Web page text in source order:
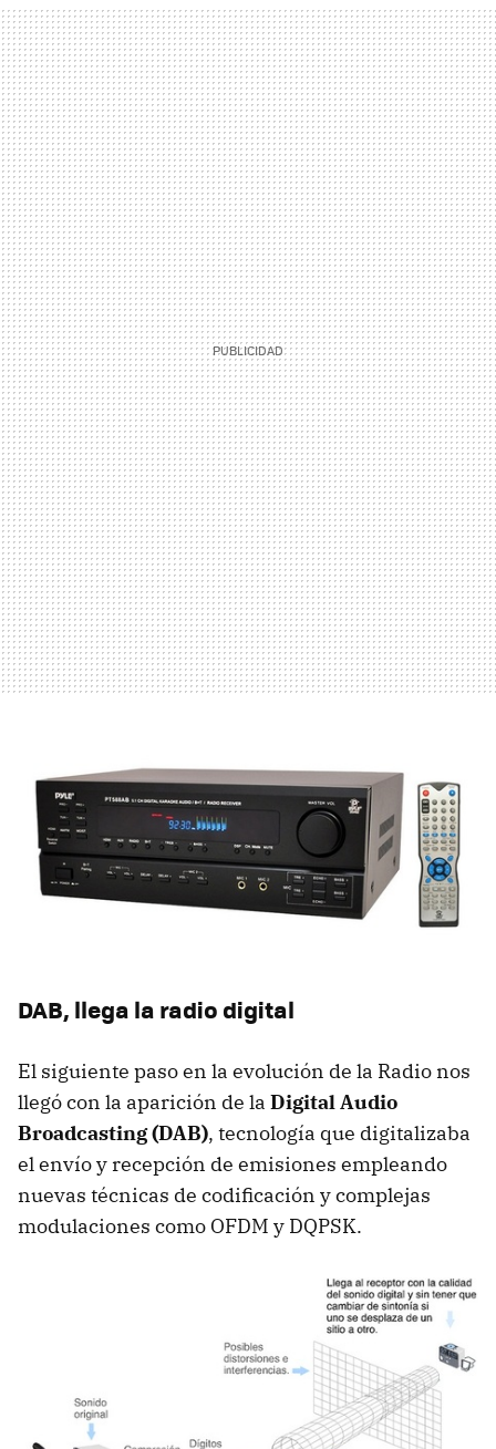
DAB, llega la radio digital
El siguiente paso en la evolución de la Radio nos
llegó con la aparición de la Digital Audio
Broadcasting (DAB), tecnología que digitalizaba
el envío y recepción de emisiones empleando
nuevas técnicas de codificación y complejas
modulaciones como OFDM y DQPSK.